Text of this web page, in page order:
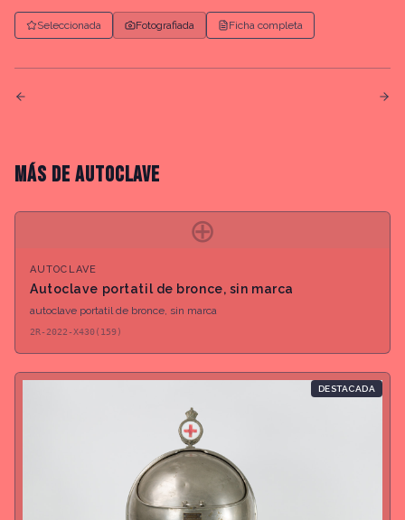
Seleccionada Fotografiada Ficha completa
MÁS DE AUTOCLAVE
⊕
AUTOCLAVE
Autoclave portatil de bronce, sin marca
autoclave portatil de bronce, sin marca
2R-2022-X430(159)
DESTACADA